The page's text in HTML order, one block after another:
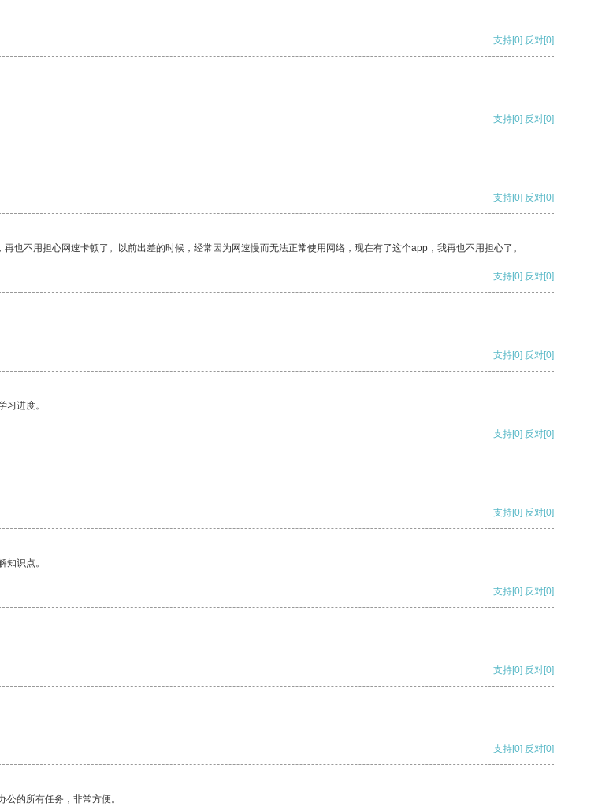
支持[0] 反对[0]
支持[0] 反对[0]
支持[0] 反对[0]
不用担心网速卡顿了。以前出差的时候，经常因为网速慢而无法正常使用网络，现在有了这个app，我再也不用担心了。
支持[0] 反对[0]
支持[0] 反对[0]
进度。
支持[0] 反对[0]
支持[0] 反对[0]
识点。
支持[0] 反对[0]
支持[0] 反对[0]
支持[0] 反对[0]
的所有任务，非常方便。